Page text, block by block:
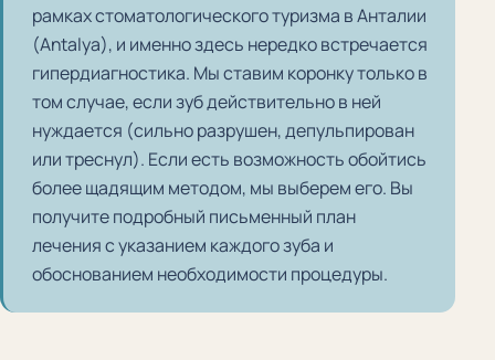
рамках стоматологического туризма в Анталии
(Antalya), и именно здесь нередко встречается
гипердиагностика. Мы ставим коронку только в
том случае, если зуб действительно в ней
нуждается (сильно разрушен, депульпирован
или треснул). Если есть возможность обойтись
более щадящим методом, мы выберем его. Вы
получите подробный письменный план
лечения с указанием каждого зуба и
обоснованием необходимости процедуры.